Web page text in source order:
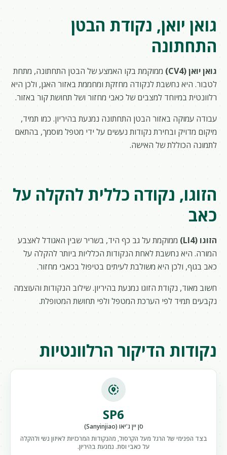
גואן יואן, נקודת הבטן
התחתונה
גואן יואן (CV4)
ממוקמת בקו האמצע של הבטן התחתונה, מתחת
לטבור. היא נחשבת לנקודה מחזקת ומחממת באזור האגן, ולכן היא
רלוונטית במיוחד למצבים של כאבי מחזור ושל תחושת קור באזור.
עבודה עמוקה באזור הבטן התחתונה נמנעת בהיריון. כמו תמיד,
מיקום מדויק ובחירת נקודות נעשים על ידי מטפל מוסמך, בהתאם
לתמונה הכוללת של האישה.
הזוגו, נקודה כללית להקלה על
כאב
הזוגו (LI4)
ממוקמת על גב כף היד, בשריר שבין האגודל לאצבע
המורה. היא נחשבת לאחת הנקודות הכלליות ביותר להקלה על
כאב בגוף, ולכן היא משולבת לעיתים בטיפול בכאבי מחזור.
חשוב מאוד, נקודת הזוגו נמנעת בהיריון. שילוב הנקודות והעוצמה
נקבעים תמיד לפי הערכת המטפל ולפי תחושת המטופלת.
נקודות הדיקור הרלוונטיות
share_location
SP6
סן יין ג'יאו (Sanyinjiao)
בצד הפנימי של הרגל מעל הקרסול, מהנקודות המרכזיות לאיזון נשי ולהקלה
על כאבי וסת. נמנעת בהיריון.